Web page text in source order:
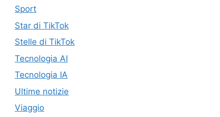
Sport
Star di TikTok
Stelle di TikTok
Tecnologia AI
Tecnologia IA
Ultime notizie
Viaggio